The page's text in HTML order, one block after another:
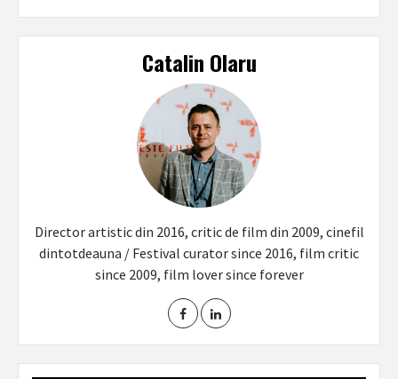
Catalin Olaru
Director artistic din 2016, critic de film din 2009, cinefil
dintotdeauna / Festival curator since 2016, film critic
since 2009, film lover since forever